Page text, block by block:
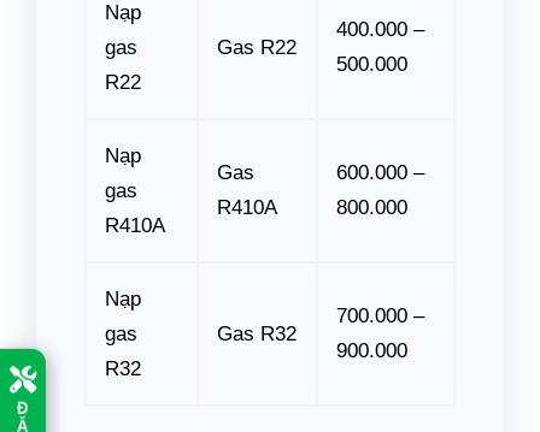
Đ
Ặ
Nạp
gas
R22
Gas R22
400.000 –
500.000
Nạp
gas
R410A
Gas
R410A
600.000 –
800.000
Nạp
gas
R32
Gas R32
700.000 –
900.000